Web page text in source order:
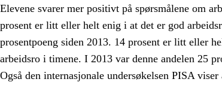
Elevene svarer mer positivt på spørsmålene om
prosent er litt eller helt enig i at det er god
prosentpoeng siden 2013. 14 prosent er litt eller
arbeidsro i timene. I 2013 var denne andelen 25
Også den internasjonale undersøkelsen PISA